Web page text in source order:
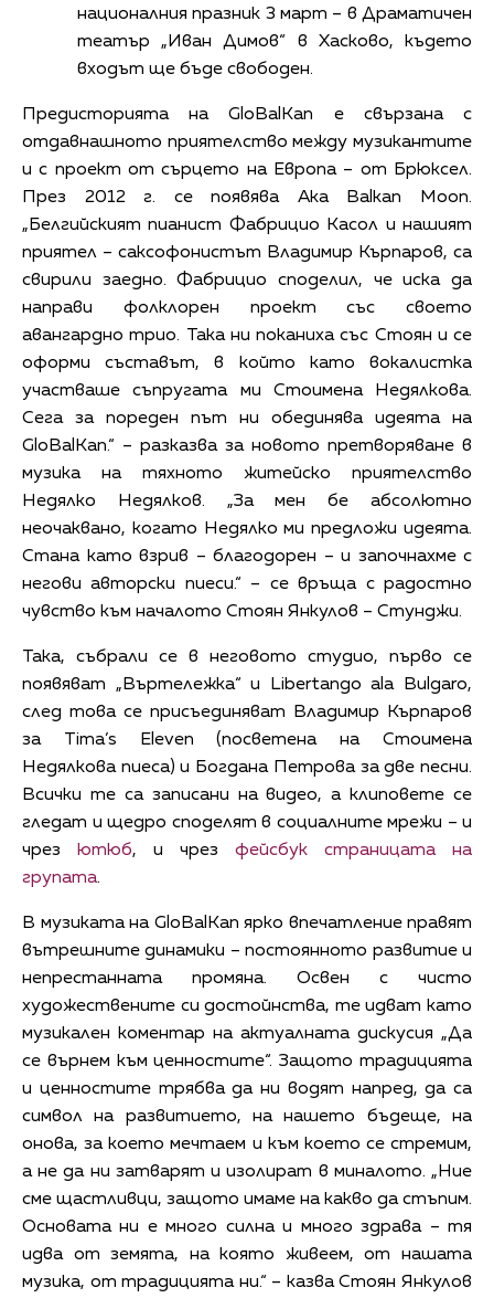
националния празник 3 март – в Драматичен
театър „Иван Димов“ в Хасково, където
входът ще бъде свободен.
Предисторията на GloBalKan е свързана с
отдавнашното приятелство между музикантите
и с проект от сърцето на Европа – от Брюксел.
През 2012 г. се появява Aka Balkan Moon.
„Белгийският пианист Фабрицио Касол и нашият
приятел – саксофонистът Владимир Кърпаров, са
свирили заедно. Фабрицио споделил, че иска да
направи фолклорен проект със своето
авангардно трио. Така ни поканиха със Стоян и се
оформи съставът, в който като вокалистка
участваше съпругата ми Стоимена Недялкова.
Сега за пореден път ни обединява идеята на
GloBalKan.“ – разказва за новото претворяване в
музика на тяхното житейско приятелство
Недялко Недялков. „За мен бе абсолютно
неочаквано, когато Недялко ми предложи идеята.
Стана като взрив – благодорен – и започнахме с
негови авторски пиеси.“ – се връща с радостно
чувство към началото Стоян Янкулов – Стунджи.
Така, събрали се в неговото студио, първо се
появяват „Въртележка“ и Libertango ala Bulgaro,
след това се присъединяват Владимир Кърпаров
за Tima’s Eleven (посветена на Стоимена
Недялкова пиеса) и Богдана Петрова за две песни.
Всички те са записани на видео, а клиповете се
гледат и щедро споделят в социалните мрежи – и
чрез
ютюб, и чрез фейсбук страницата на
групата.
В музиката на GloBalKan ярко впечатление правят
вътрешните динамики – постоянното развитие и
непрестанната промяна. Освен с чисто
художествените си достойнства, те идват като
музикален коментар на актуалната дискусия „Да
се върнем към ценностите“. Защото традицията
и ценностите трябва да ни водят напред, да са
символ на развитието, на нашето бъдеще, на
онова, за което мечтаем и към което се стремим,
а не да ни затварят и изолират в миналото. „Ние
сме щастливци, защото имаме на какво да стъпим.
Основата ни е много силна и много здрава – тя
идва от земята, на която живеем, от нашата
музика, от традицията ни.“ – казва Стоян Янкулов